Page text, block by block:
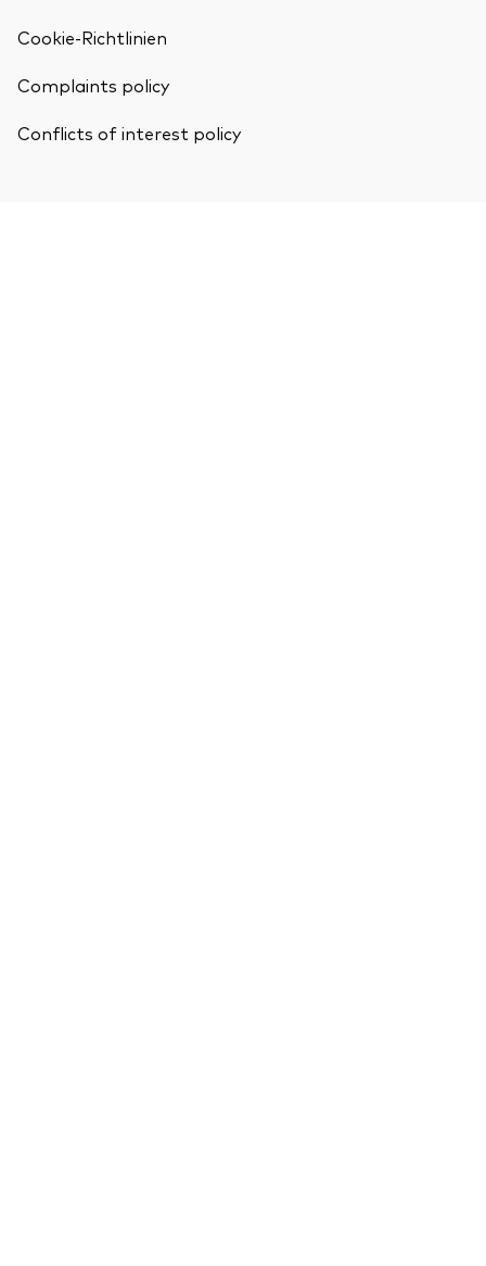
Cookie-Richtlinien
Complaints policy
Conflicts of interest policy